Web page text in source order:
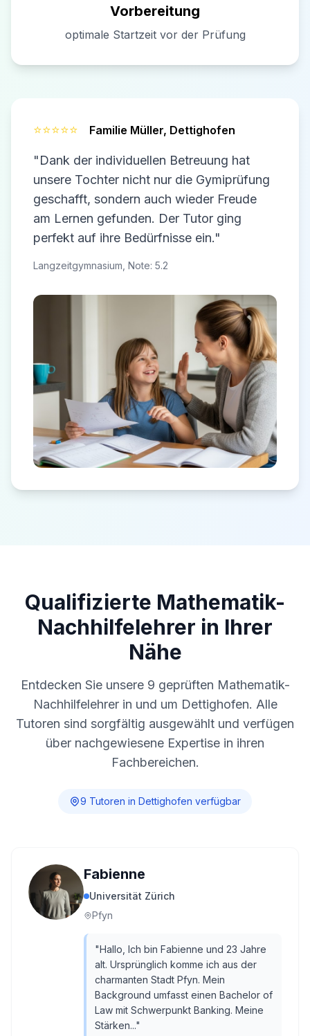
Vorbereitung
optimale Startzeit vor der Prüfung
⭐⭐⭐⭐⭐ Familie Müller, Dettighofen
"Dank der individuellen Betreuung hat
unsere Tochter nicht nur die Gymiprüfung
geschafft, sondern auch wieder Freude
am Lernen gefunden. Der Tutor ging
perfekt auf ihre Bedürfnisse ein."
Langzeitgymnasium, Note: 5.2
Qualifizierte Mathematik-
Nachhilfelehrer in Ihrer
Nähe
Entdecken Sie unsere 9 geprüften Mathematik-
Nachhilfelehrer in und um Dettighofen. Alle
Tutoren sind sorgfältig ausgewählt und verfügen
über nachgewiesene Expertise in ihren
Fachbereichen.
9 Tutoren in Dettighofen verfügbar
Fabienne
Universität Zürich
Pfyn
"Hallo, Ich bin Fabienne und 23 Jahre
alt. Ursprünglich komme ich aus der
charmanten Stadt Pfyn. Mein
Background umfasst einen Bachelor of
Law mit Schwerpunkt Banking. Meine
Stärken..."